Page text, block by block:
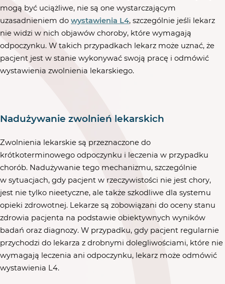
mogą być uciążliwe, nie są one wystarczającym
uzasadnieniem do wystawienia L4, szczególnie jeśli lekarz
nie widzi w nich objawów choroby, które wymagają
odpoczynku. W takich przypadkach lekarz może uznać, że
pacjent jest w stanie wykonywać swoją pracę i odmówić
wystawienia zwolnienia lekarskiego.
Nadużywanie zwolnień lekarskich
Zwolnienia lekarskie są przeznaczone do
krótkoterminowego odpoczynku i leczenia w przypadku
chorób. Nadużywanie tego mechanizmu, szczególnie
w sytuacjach, gdy pacjent w rzeczywistości nie jest chory,
jest nie tylko nieetyczne, ale także szkodliwe dla systemu
opieki zdrowotnej. Lekarze są zobowiązani do oceny stanu
zdrowia pacjenta na podstawie obiektywnych wyników
badań oraz diagnozy. W przypadku, gdy pacjent regularnie
przychodzi do lekarza z drobnymi dolegliwościami, które nie
wymagają leczenia ani odpoczynku, lekarz może odmówić
wystawienia L4.